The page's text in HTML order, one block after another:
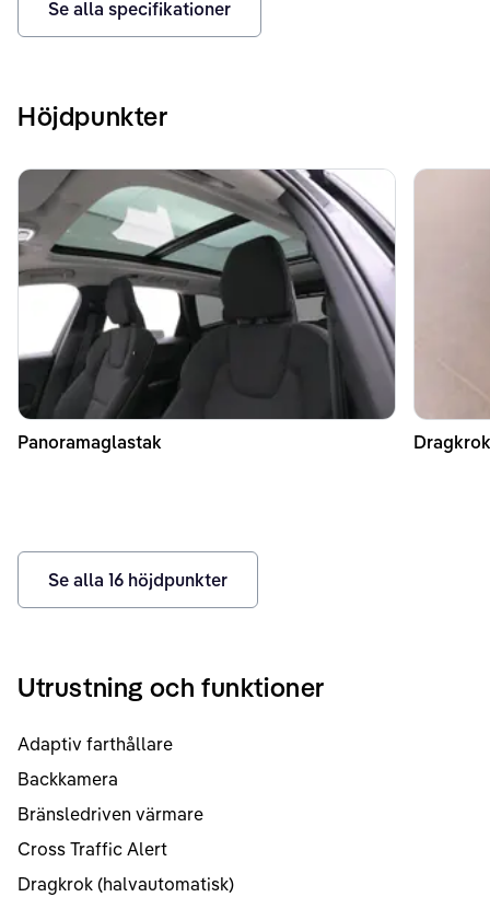
Se alla specifikationer
Höjdpunkter
Panoramaglastak
Se alla 16 höjdpunkter
Utrustning och funktioner
Adaptiv farthållare
Backkamera
Bränsledriven värmare
Cross Traffic Alert
Dragkrok (halvautomatisk)